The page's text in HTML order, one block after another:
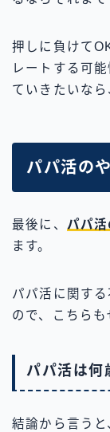
押しに負けて
レートする可
ていきたいな
パパ活の
最後に、 パパ
ます。
パパ活に関す
ので、こちら
パパ活は何
結論から言う